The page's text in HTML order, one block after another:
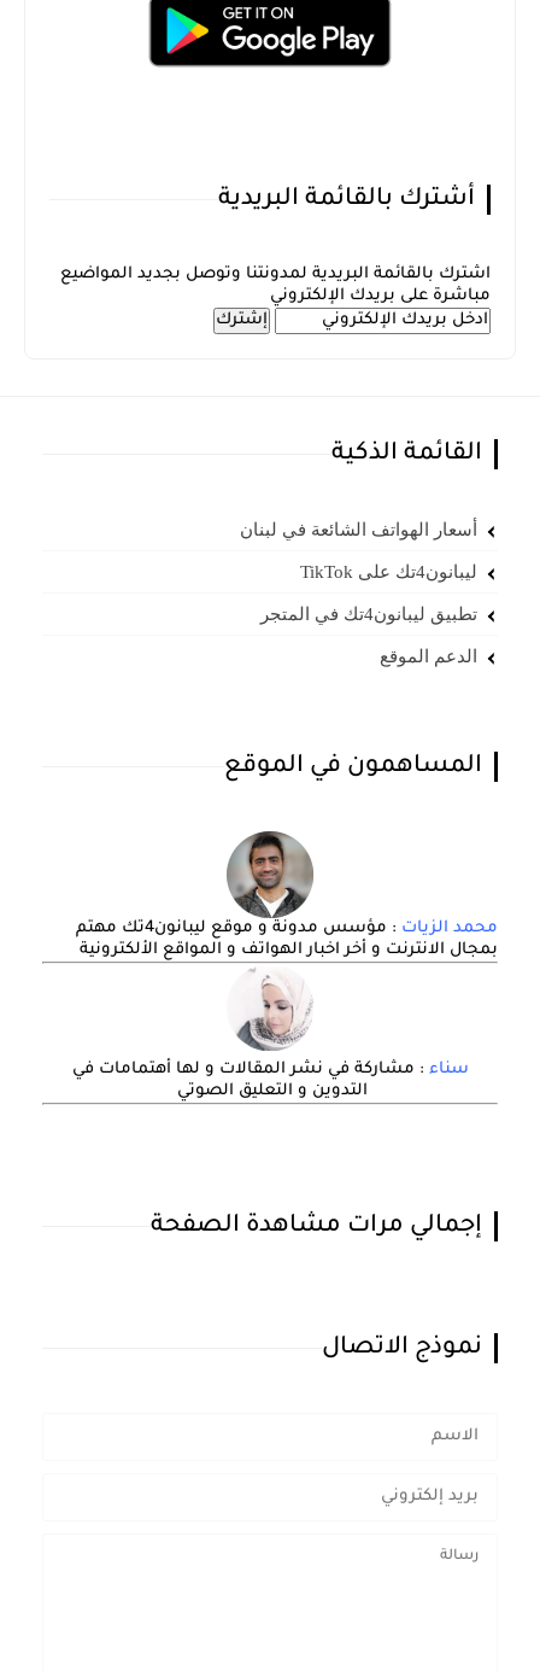
أشترك بالقائمة البريدية
اشترك بالقائمة البريدية لمدونتنا وتوصل بجديد المواضيع
مباشرة على بريدك الإلكتروني
القائمة الذكية
أسعار الهواتف الشائعة في لبنان
ليبانون4تك على TikTok
تطبيق ليبانون4تك في المتجر
الدعم الموقع
المساهمون في الموقع
محمد الزيات
: مؤسس مدونة و موقع ليبانون4تك مهتم
بمجال الانترنت و أخر اخبار الهواتف و المواقع الألكترونية
سناء : مشاركة في نشر المقالات و لها أهتمامات في
التدوين و التعليق الصوتي
إجمالي مرات مشاهدة الصفحة
نموذج الاتصال